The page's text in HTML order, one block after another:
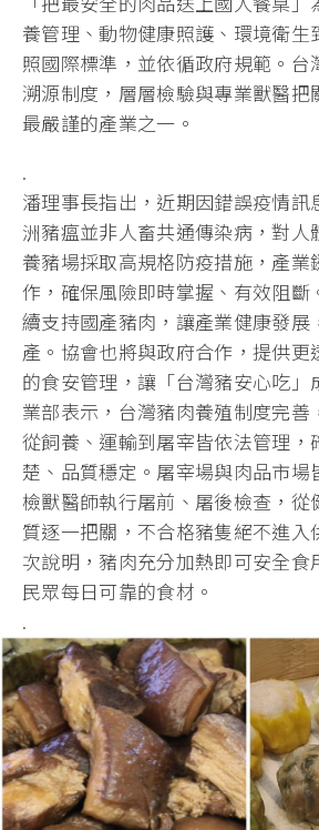
養管理、動物健康照護、環境衛生
照國際標準，並依循政府規範。台
溯源制度，層層檢驗與專業獸醫把
最嚴謹的產業之一。
.
潘理事長指出，近期因錯誤疫情訊
洲豬瘟並非人畜共通傳染病，對人
養豬場採取高規格防疫措施，產業
作，確保風險即時掌握、有效阻斷
續支持國產豬肉，讓產業健康發展
產。協會也將與政府合作，提供更
的食安管理，讓「台灣豬安心吃」
業部表示，台灣豬肉養殖制度完善
從飼養、運輸到屠宰皆依法管理，
楚、品質穩定。屠宰場與肉品市場
檢獸醫師執行屠前、屠後檢查，從
質逐一把關，不合格豬隻絕不進入
次說明，豬肉充分加熱即可安全食
民眾每日可靠的食材。
.